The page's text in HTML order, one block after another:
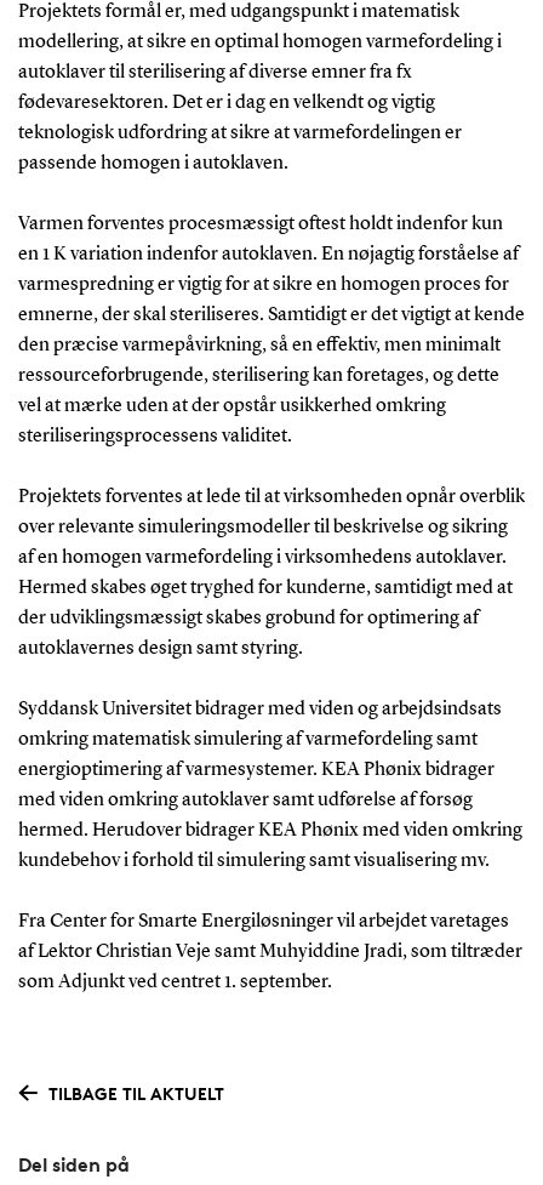
Projektets formål er, med udgangspunkt i matematisk
modellering, at sikre en optimal homogen varmefordeling i
autoklaver til sterilisering af diverse emner fra fx
fødevaresektoren. Det er i dag en velkendt og vigtig
teknologisk udfordring at sikre at varmefordelingen er
passende homogen i autoklaven.
Varmen forventes procesmæssigt oftest holdt indenfor kun
en 1 K variation indenfor autoklaven. En nøjagtig forståelse af
varmespredning er vigtig for at sikre en homogen proces for
emnerne, der skal steriliseres. Samtidigt er det vigtigt at kende
den præcise varmepåvirkning, så en effektiv, men minimalt
ressourceforbrugende, sterilisering kan foretages, og dette
vel at mærke uden at der opstår usikkerhed omkring
steriliseringsprocessens validitet.
Projektets forventes at lede til at virksomheden opnår overblik
over relevante simuleringsmodeller til beskrivelse og sikring
af en homogen varmefordeling i virksomhedens autoklaver.
Hermed skabes øget tryghed for kunderne, samtidigt med at
der udviklingsmæssigt skabes grobund for optimering af
autoklavernes design samt styring.
Syddansk Universitet bidrager med viden og arbejdsindsats
omkring matematisk simulering af varmefordeling samt
energioptimering af varmesystemer. KEA Phønix bidrager
med viden omkring autoklaver samt udførelse af forsøg
hermed. Herudover bidrager KEA Phønix med viden omkring
kundebehov i forhold til simulering samt visualisering mv.
Fra Center for Smarte Energiløsninger vil arbejdet varetages
af Lektor Christian Veje samt Muhyiddine Jradi, som tiltræder
som Adjunkt ved centret 1. september.
TILBAGE TIL AKTUELT
Del siden på